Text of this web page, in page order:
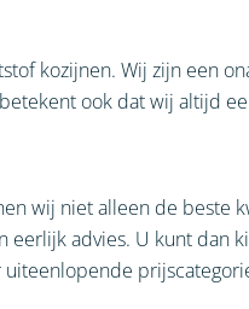
kozijnen. Wij zijn een
ook dat wij altijd
wij niet alleen de beste
eerlijk advies. U kunt